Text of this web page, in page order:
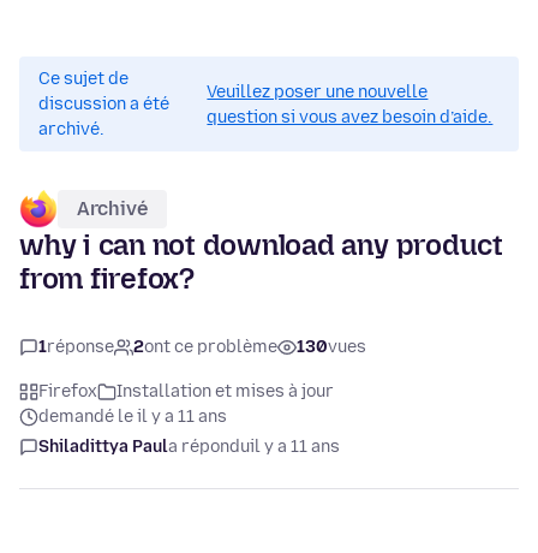
Ce sujet de
discussion a été
archivé.
Veuillez poser une nouvelle
question si vous avez besoin d’aide.
Archivé
why i can not download any product
from firefox?
1réponse 2ont ce problème 130vues
Firefox
Installation et mises à jour
demandé le il y a 11 ans
Shiladittya Paula réponduil y a 11 ans